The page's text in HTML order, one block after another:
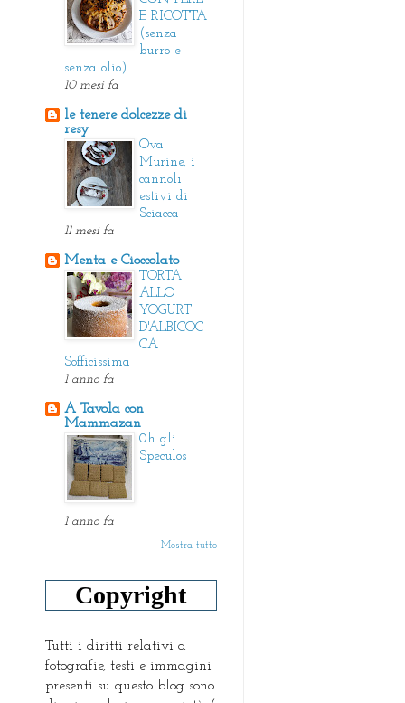
E RICOTTA
(senza
burro e
senza olio)
10 mesi fa
le tenere dolcezze di
resy
Ova
Murine, i
cannoli
estivi di
Sciacca
11 mesi fa
Menta e Cioccolato
TORTA
ALLO
YOGURT
D'ALBICOC
CA
Sofficissima
1 anno fa
A Tavola con
Mammazan
0h gli
Speculos
1 anno fa
Mostra tutto
Copyright
Tutti i diritti relativi a
fotografie, testi e immagini
presenti su questo blog sono